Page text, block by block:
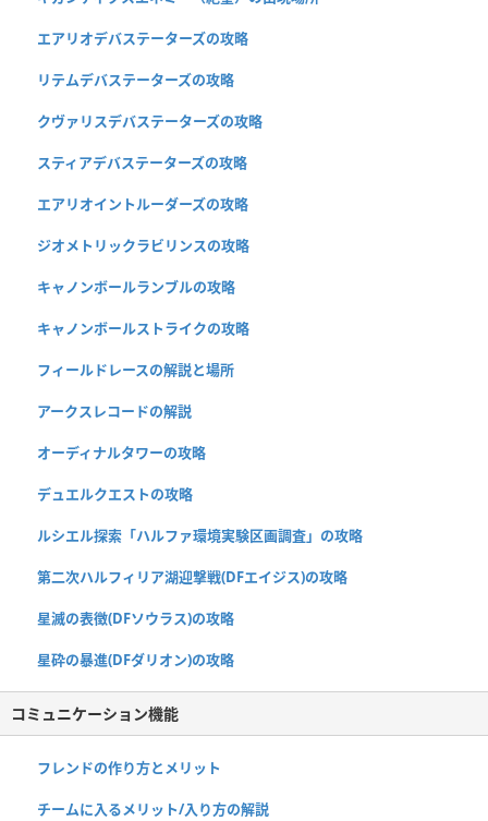
エアリオデバステーターズの攻略
リテムデバステーターズの攻略
クヴァリスデバステーターズの攻略
スティアデバステーターズの攻略
エアリオイントルーダーズの攻略
ジオメトリックラビリンスの攻略
キャノンボールランブルの攻略
キャノンボールストライクの攻略
フィールドレースの解説と場所
アークスレコードの解説
オーディナルタワーの攻略
デュエルクエストの攻略
ルシエル探索「ハルファ環境実験区画調査」の攻略
第二次ハルフィリア湖迎撃戦(DFエイジス)の攻略
星滅の表徴(DFソウラス)の攻略
星砕の暴進(DFダリオン)の攻略
コミュニケーション機能
フレンドの作り方とメリット
チームに入るメリット/入り方の解説